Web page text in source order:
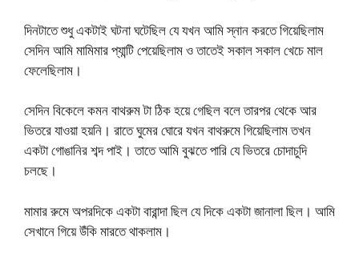
দিনটাতে শুধু একটাই ঘটনা ঘটেছিল যে যখন আমি স্নান করতে গিয়েছিলাম
সেদিন আমি মামিমার প্যান্টি পেয়েছিলাম ও তাতেই সকাল সকাল খেচে মাল
ফেলেছিলাম।
সেদিন বিকেলে কমন বাথরুম টা ঠিক হয়ে গেছিল বলে তারপর থেকে আর
ভিতরে যাওয়া হয়নি। রাতে ঘুমের ঘোরে যখন বাথরুমে গিয়েছিলাম তখন
একটা গোঙানির শব্দ পাই। তাতে আমি বুঝতে পারি যে ভিতরে চোদাচুদি
চলছে।
মামার রুমে অপরদিকে একটা বারান্দা ছিল যে দিকে একটা জানালা ছিল। আমি
সেখানে গিয়ে উঁকি মারতে থাকলাম।